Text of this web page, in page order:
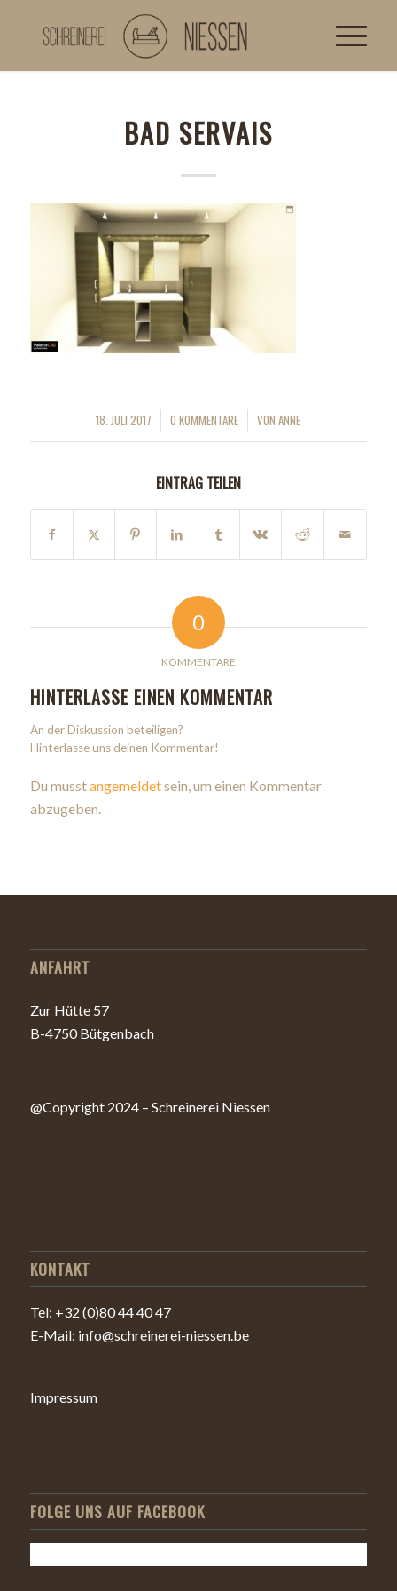
BAD SERVAIS
18. JULI 2017
/ 0 KOMMENTARE
/ VONANNE
EINTRAG TEILEN
0
KOMMENTARE
HINTERLASSE EINEN KOMMENTAR
An der Diskussion beteiligen?
Hinterlasse uns deinen Kommentar!
Du musstangemeldetsein, um einen Kommentar
abzugeben.
ANFAHRT
Zur Hütte 57
B-4750 Bütgenbach
@Copyright 2024 – Schreinerei Niessen
KONTAKT
Tel: +32 (0)80 44 40 47
E-Mail: info@schreinerei-niessen.be
Impressum
FOLGE UNS AUF FACEBOOK